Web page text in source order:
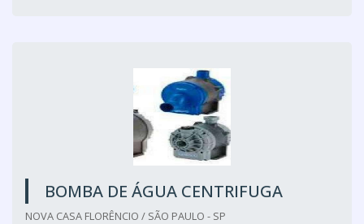
BOMBA DE ÁGUA CENTRIFUGA
NOVA CASA FLORÊNCIO / SÃO PAULO - SP